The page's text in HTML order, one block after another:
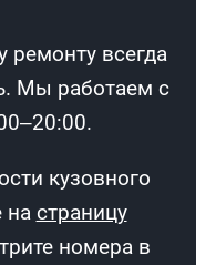
ремонту всегда
Мы работаем с
кузовного
на страницу
номера в